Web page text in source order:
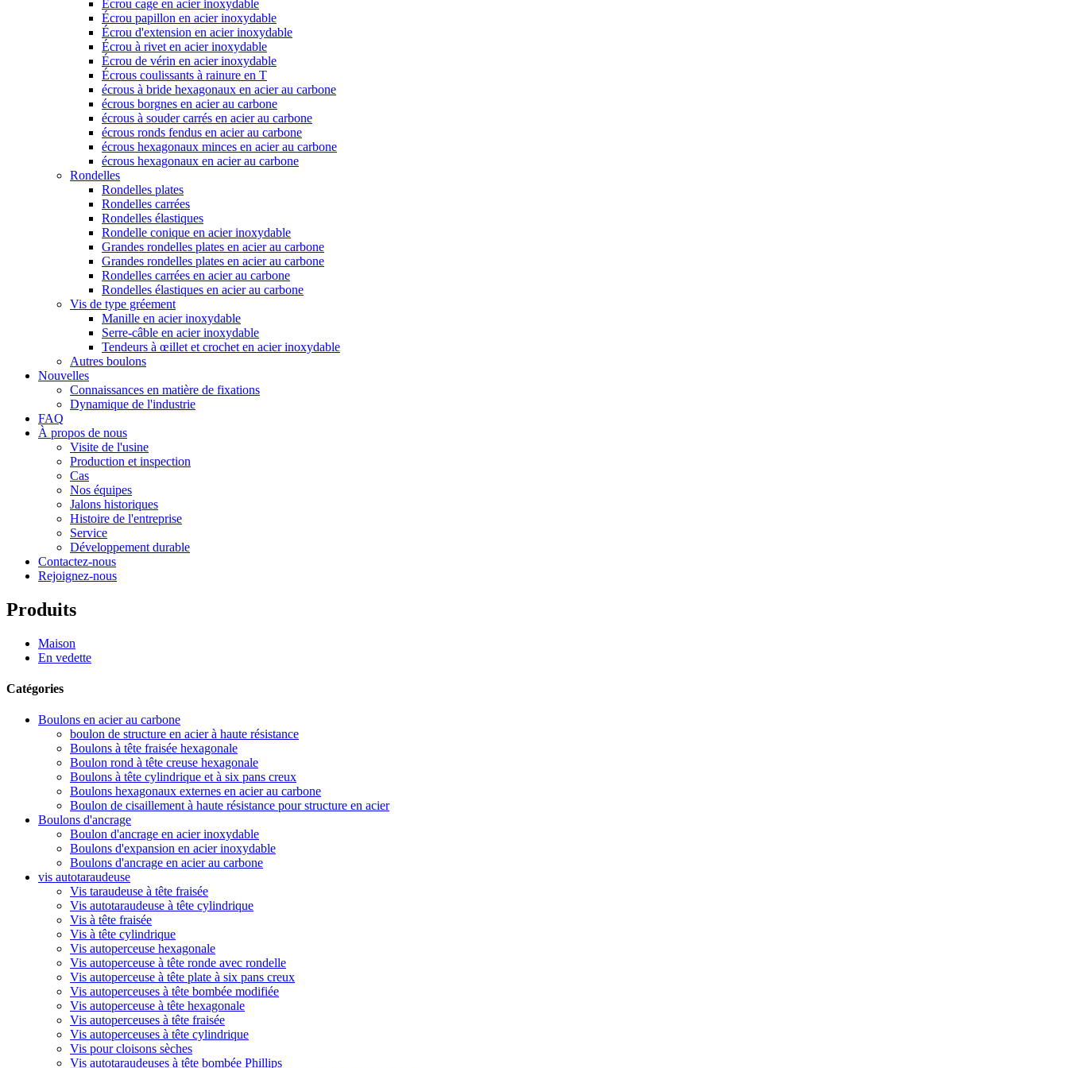
Écrou cage en acier inoxydable
Écrou papillon en acier inoxydable
Écrou d'extension en acier inoxydable
Écrou à rivet en acier inoxydable
Écrou de vérin en acier inoxydable
Écrous coulissants à rainure en T
écrous à bride hexagonaux en acier au carbone
écrous borgnes en acier au carbone
écrous à souder carrés en acier au carbone
écrous ronds fendus en acier au carbone
écrous hexagonaux minces en acier au carbone
écrous hexagonaux en acier au carbone
Rondelles
Rondelles plates
Rondelles carrées
Rondelles élastiques
Rondelle conique en acier inoxydable
Grandes rondelles plates en acier au carbone
Grandes rondelles plates en acier au carbone
Rondelles carrées en acier au carbone
Rondelles élastiques en acier au carbone
Vis de type gréement
Manille en acier inoxydable
Serre-câble en acier inoxydable
Tendeurs à œillet et crochet en acier inoxydable
Autres boulons
Nouvelles
Connaissances en matière de fixations
Dynamique de l'industrie
FAQ
À propos de nous
Visite de l'usine
Production et inspection
Cas
Nos équipes
Jalons historiques
Histoire de l'entreprise
Service
Développement durable
Contactez-nous
Rejoignez-nous
Produits
Maison
En vedette
Catégories
Boulons en acier au carbone
boulon de structure en acier à haute résistance
Boulons à tête fraisée hexagonale
Boulon rond à tête creuse hexagonale
Boulons à tête cylindrique et à six pans creux
Boulons hexagonaux externes en acier au carbone
Boulon de cisaillement à haute résistance pour structure en acier
Boulons d'ancrage
Boulon d'ancrage en acier inoxydable
Boulons d'expansion en acier inoxydable
Boulons d'ancrage en acier au carbone
vis autotaraudeuse
Vis taraudeuse à tête fraisée
Vis autotaraudeuse à tête cylindrique
Vis à tête fraisée
Vis à tête cylindrique
Vis autoperceuse hexagonale
Vis autoperceuse à tête ronde avec rondelle
Vis autoperceuse à tête plate à six pans creux
Vis autoperceuses à tête bombée modifiée
Vis autoperceuse à tête hexagonale
Vis autoperceuses à tête fraisée
Vis autoperceuses à tête cylindrique
Vis pour cloisons sèches
Vis autotaraudeuses à tête bombée Phillips